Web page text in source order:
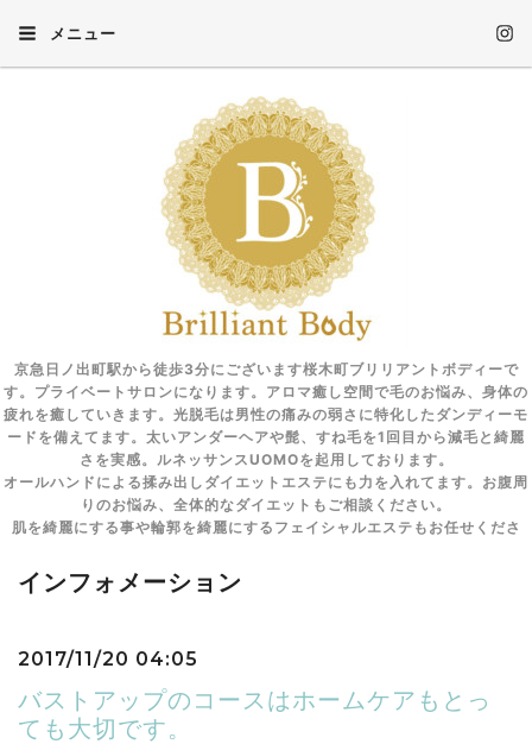
メニュー
京急日ノ出町駅から徒歩3分にございます桜木町ブリリアントボディーで
す。プライベートサロンになります。アロマ癒し空間で毛のお悩み、身体の
疲れを癒していきます。光脱毛は男性の痛みの弱さに特化したダンディーモ
ードを備えてます。太いアンダーヘアや髭、すね毛を1回目から減毛と綺麗
さを実感。ルネッサンスUOMOを起用しております。
オールハンドによる揉み出しダイエットエステにも力を入れてます。お腹周
りのお悩み、全体的なダイエットもご相談ください。
肌を綺麗にする事や輪郭を綺麗にするフェイシャルエステもお任せくださ
インフォメーション
2017/11/20 04:05
バストアップのコースはホームケアもとっ
ても大切です。